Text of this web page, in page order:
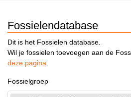
Fossielendatabase
Dit is het Fossielen database.
Wil je fossielen toevoegen aan de
deze pagina.
Fossielgroep